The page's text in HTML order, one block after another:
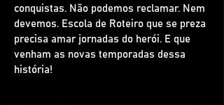
conquistas. Não podemos reclamar. Nem
devemos. Escola de Roteiro que se preza
precisa amar jornadas do herói. E que
venham as novas temporadas dessa
história!